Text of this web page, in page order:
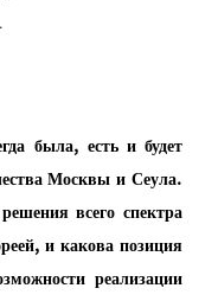
была, есть и будет
Москвы и Сеула.
всего спектра
и какова позиция
реализации